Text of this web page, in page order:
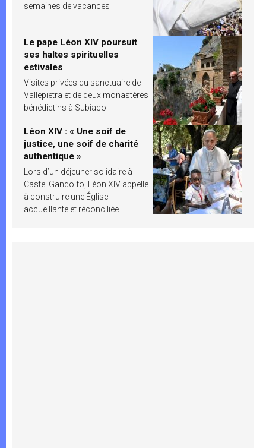
semaines de vacances
Le pape Léon XIV poursuit
ses haltes spirituelles
estivales
Visites privées du sanctuaire de
Vallepietra et de deux monastères
bénédictins à Subiaco
Léon XIV : « Une soif de
justice, une soif de charité
authentique »
Lors d’un déjeuner solidaire à
Castel Gandolfo, Léon XIV appelle
à construire une Église
accueillante et réconciliée